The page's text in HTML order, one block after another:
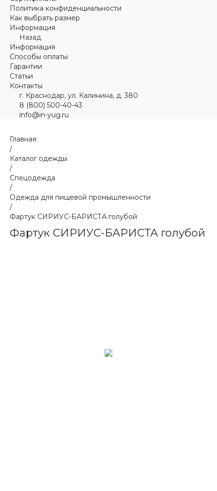
Политика конфиденциальности
Как выбрать размер
Информация
Назад
Информация
Способы оплаты
Гарантии
Статьи
Контакты
г. Краснодар, ул. Калинина, д. 380
8 (800) 500-40-43
info@in-yug.ru
Главная
/
Каталог одежды
/
Спецодежда
/
Одежда для пищевой промышленности
/
Фартук СИРИУС-БАРИСТА голубой
Фартук СИРИУС-БАРИСТА голубой